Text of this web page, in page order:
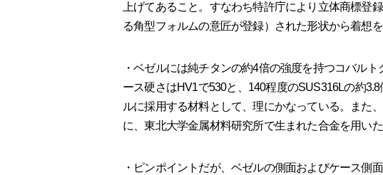
上げてあること。すなわち特許庁により立体商標登
る角型フォルムの意匠が登録）された形状から着想
・ベゼルには純チタンの約4倍の強度を持つコバル
ース硬さはHV1で530と、140程度のSUS316Lの約
ルに採用する材料として、理にかなっている。また
に、東北大学金属材料研究所で生まれた合金を用い
・ピンポイントだが、ベゼルの側面およびケース側